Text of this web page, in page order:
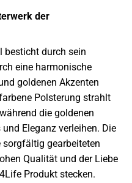
der
besticht durch sein
eine harmonische
goldenen Akzenten
Polsterung strahlt
die goldenen
Eleganz verleihen. Die
gearbeiteten
Qualität und der Liebe
Produkt stecken.